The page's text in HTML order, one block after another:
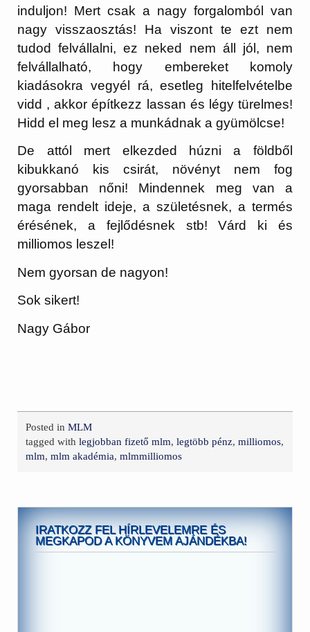
induljon! Mert csak a nagy forgalomból van
nagy visszaosztás! Ha viszont te ezt nem
tudod felvállalni, ez neked nem áll jól, nem
felvállalható, hogy embereket komoly
kiadásokra vegyél rá, esetleg hitelfelvételbe
vidd , akkor építkezz lassan és légy türelmes!
Hidd el meg lesz a munkádnak a gyümölcse!
De attól mert elkezded húzni a földből
kibukkanó kis csirát, növényt nem fog
gyorsabban nőni! Mindennek meg van a
maga rendelt ideje, a születésnek, a termés
érésének, a fejlődésnek stb! Várd ki és
milliomos leszel!
Nem gyorsan de nagyon!
Sok sikert!
Nagy Gábor
Posted inMLM
tagged withlegjobban fizető mlm,legtöbb pénz,milliomos,
mlm,mlm akadémia,mlmmilliomos
IRATKOZZ FEL HÍRLEVELEMRE ÉS
MEGKAPOD A KÖNYVEM AJÁNDÉKBA!